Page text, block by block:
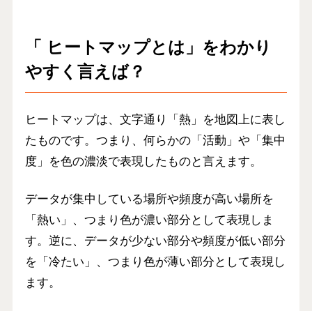
「 ヒートマップとは」をわかり
やすく言えば？
ヒートマップは、文字通り「熱」を地図上に表し
たものです。つまり、何らかの「 活動 」や「 集中
度」を色の濃淡で表現したものと言えます。
データが集中している場所や頻度が高い場所を
「熱い」
、つまり色が濃い部分として表現しま
す。逆に、 データが少ない部分や頻度が低い部分
を「冷たい」
、つまり色が薄い部分として表現し
ます。